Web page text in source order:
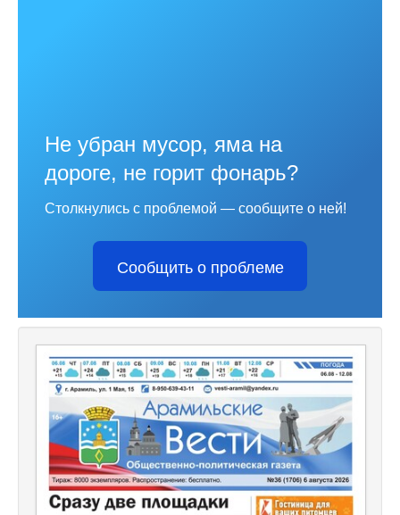
Не убран мусор, яма на
дороге, не горит фонарь?
Столкнулись с проблемой — сообщите о ней!
Сообщить о проблеме